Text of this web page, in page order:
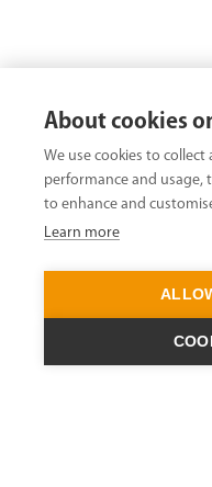
About cookies
We use cookies to
performance and usage,
to enhance and
Learn more